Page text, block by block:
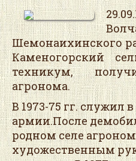
Шемонаихинского
Каменогорский
техникум,
агронома.
В 1973-75 гг. служил
армии.После
родном селе
художественным